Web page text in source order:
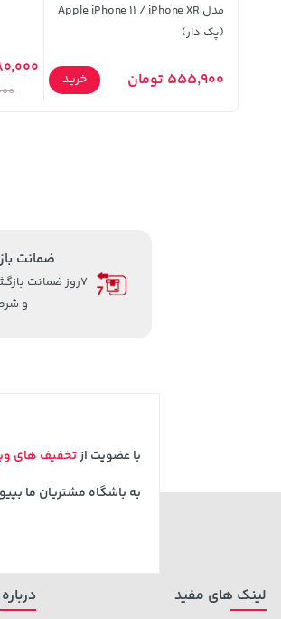
مدل Apple iPhone 11 / iPhone XR
(پک دار)
555,900 تومان خرید
480,000
ضمانت
7روز ضمانت
و
با عضویت ازتخفیف های
به باشگاه مشتریان ما
لینک های مفید